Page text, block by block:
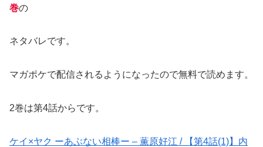
巻の
ネタバレです。
マガポケで配信されるようになったので無料で読めます。
2巻は第4話からです。
ケイ×ヤク ーあぶない相棒ー – 薫原好江 / 【第4話(1)】内